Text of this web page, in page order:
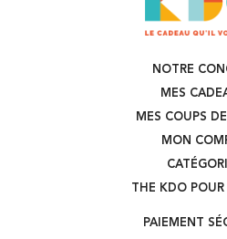
NOTRE
MES
MES COUPS
MON
THE KDO POUR
PAIEMENT